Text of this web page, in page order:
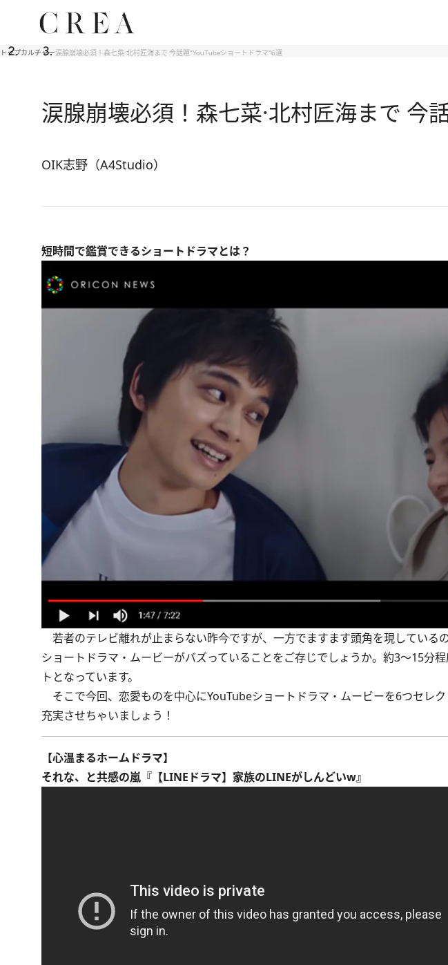
トップカルチャー涙腺崩壊必須！森七菜·北村匠海まで 今話題“YouTubeショートドラマ”6選
涙腺崩壊必須！森七菜·北村匠海まで 今
OIK志野（A4Studio）
短時間で鑑賞できるショートドラマとは？
若者のテレビ離れが止まらない昨今ですが、一方でますます頭角を現している
ショートドラマ・ムービーがバズっていることをご存じでしょうか。約3～15分
トとなっています。
そこで今回、恋愛ものを中心にYouTubeショートドラマ・ムービーを6つセレ
充実させちゃいましょう！
【心温まるホームドラマ】
それな、と共感の嵐『【LINEドラマ】家族のLINEがしんどいw』